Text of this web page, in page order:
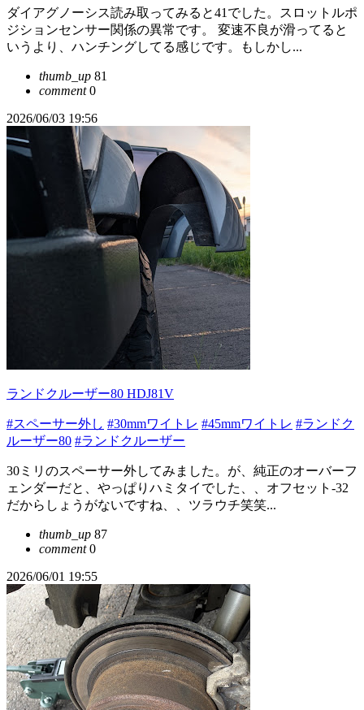
ダイアグノーシス読み取ってみると41でした。スロットルポ
ジションセンサー関係の異常です。 変速不良が滑ってると
いうより、ハンチングしてる感じです。もしかし...
thumb_up 81
comment0
2026/06/03 19:56
ランドクルーザー80 HDJ81V
#スペーサー外し #30mmワイトレ #45mmワイトレ #ランドク
ルーザー80 #ランドクルーザー
30ミリのスペーサー外してみました。が、純正のオーバーフ
ェンダーだと、やっぱりハミタイでした、、オフセット-32
だからしょうがないですね、、ツラウチ笑笑...
thumb_up 87
comment0
2026/06/01 19:55